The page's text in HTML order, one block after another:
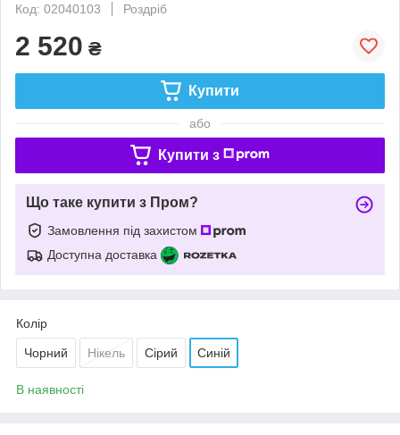
Код: 02040103
Роздріб
2 520 ₴
Купити
або
Купити з
Що таке купити з Пром?
Замовлення під захистом
Доступна доставка
Колір
Чорний Нікель Сірий Синій
В наявності